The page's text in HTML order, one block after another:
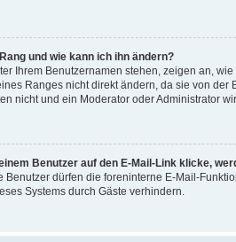
und wie kann ich ihn ändern?
Ihrem Benutzernamen stehen, zeigen an,
Ranges nicht direkt ändern, da sie von
nicht und ein Moderator oder Administrator
Benutzer auf den E-Mail-Link klicke,
Benutzer dürfen die foreninterne E-Mail-
Systems durch Gäste verhindern.